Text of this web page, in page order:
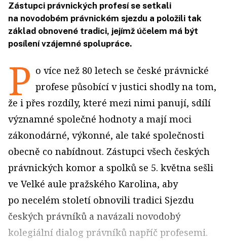
Zástupci právnických profesí se setkali
na novodobém právnickém sjezdu a položili tak
základ obnovené tradici, jejímž účelem má být
posílení vzájemné spolupráce.
P o více než 80 letech se české právnické
profese působící v justici shodly na tom,
že i přes rozdíly, které mezi nimi panují, sdílí
významné společné hodnoty a mají moci
zákonodárné, výkonné, ale také společnosti
obecně co nabídnout. Zástupci všech českých
právnických komor a spolků se 5. května sešli
ve Velké aule pražského Karolina, aby
po necelém století obnovili tradici Sjezdu
českých právníků a navázali novodobý
kolegiální dialog právníků napříč profesemi.